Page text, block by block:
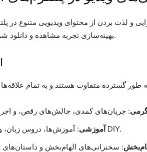
بهینه‌سازی تجربه مشاهده و دانلود شما حیاتی است.
آموزشی: آموزش‌ها، دروس زبان، و پروژه‌های DIY.